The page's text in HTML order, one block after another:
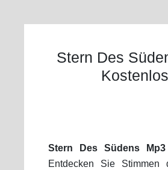
Stern Des
Kostenlos
Stern Des Südens
Entdecken Sie Stimmen